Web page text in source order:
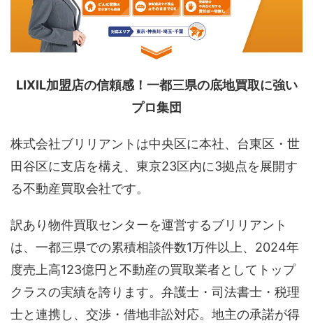
LIXIL加盟店の信頼感！一都三県の底地買取に強い
プロ集団
株式会社ブリリアントは中央区に本社、台東区・世
田谷区に支店を構え、東京23区内に3拠点を展開す
る不動産買取会社です。
訳あり物件買取センターを運営するブリリアント
は、一都三県での累積相談件数1万件以上、2024年
度売上高123億円と不動産の買取業者としてトップ
クラスの実績を誇ります。弁護士・司法書士・税理
士と連携し、交渉・借地非訟対応。地主の承諾が得